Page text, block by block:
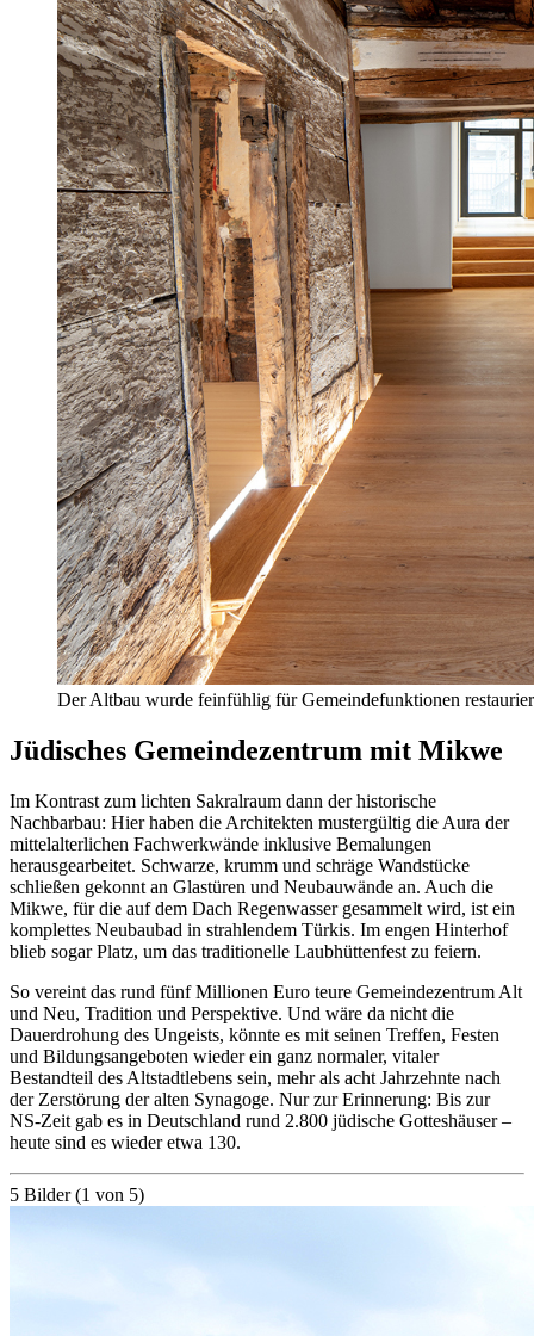
Der Altbau wurde feinfühlig für Gemeindefunktionen
Jüdisches Gemeindezentrum mit Mikwe
Im Kontrast zum lichten Sakralraum dann der historische
Nachbarbau: Hier haben die Architekten mustergültig die Aura der
mittelalterlichen Fachwerkwände inklusive Bemalungen
herausgearbeitet. Schwarze, krumm und schräge Wandstücke
schließen gekonnt an Glastüren und Neubauwände an. Auch die
Mikwe, für die auf dem Dach Regenwasser gesammelt wird, ist ein
komplettes Neubaubad in strahlendem Türkis. Im engen Hinterhof
blieb sogar Platz, um das traditionelle Laubhüttenfest zu feiern.
So vereint das rund fünf Millionen Euro teure Gemeindezentrum Alt
und Neu, Tradition und Perspektive. Und wäre da nicht die
Dauerdrohung des Ungeists, könnte es mit seinen Treffen, Festen
und Bildungsangeboten wieder ein ganz normaler, vitaler
Bestandteil des Altstadtlebens sein, mehr als acht Jahrzehnte nach
der Zerstörung der alten Synagoge. Nur zur Erinnerung: Bis zur
NS-Zeit gab es in Deutschland rund 2.800 jüdische Gotteshäuser –
heute sind es wieder etwa 130.
5 Bilder (1 von 5)